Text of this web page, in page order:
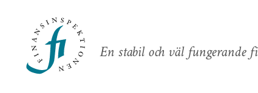
En stabil och väl fungerande